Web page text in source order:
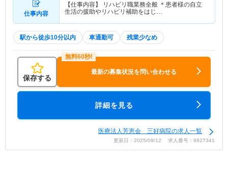
仕事内容
【仕事内容】 リハビリ職業務全般 ＊患者様の自立
生活の援助やリハビリ補助をはじ…
駅から徒歩10分以内 車通勤可 残業少なめ
保存する
最新の募集状況を問い合わせる
詳細を見る
医療法人芳恵会 三好病院の求人一覧
更新日：2025/09/12 求人番号：9827341